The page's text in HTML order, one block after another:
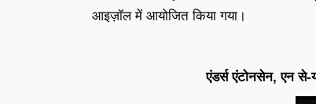
आइज़ॉल में आयोजित किया गया।
एंडर्स एंटोनसेन, एन